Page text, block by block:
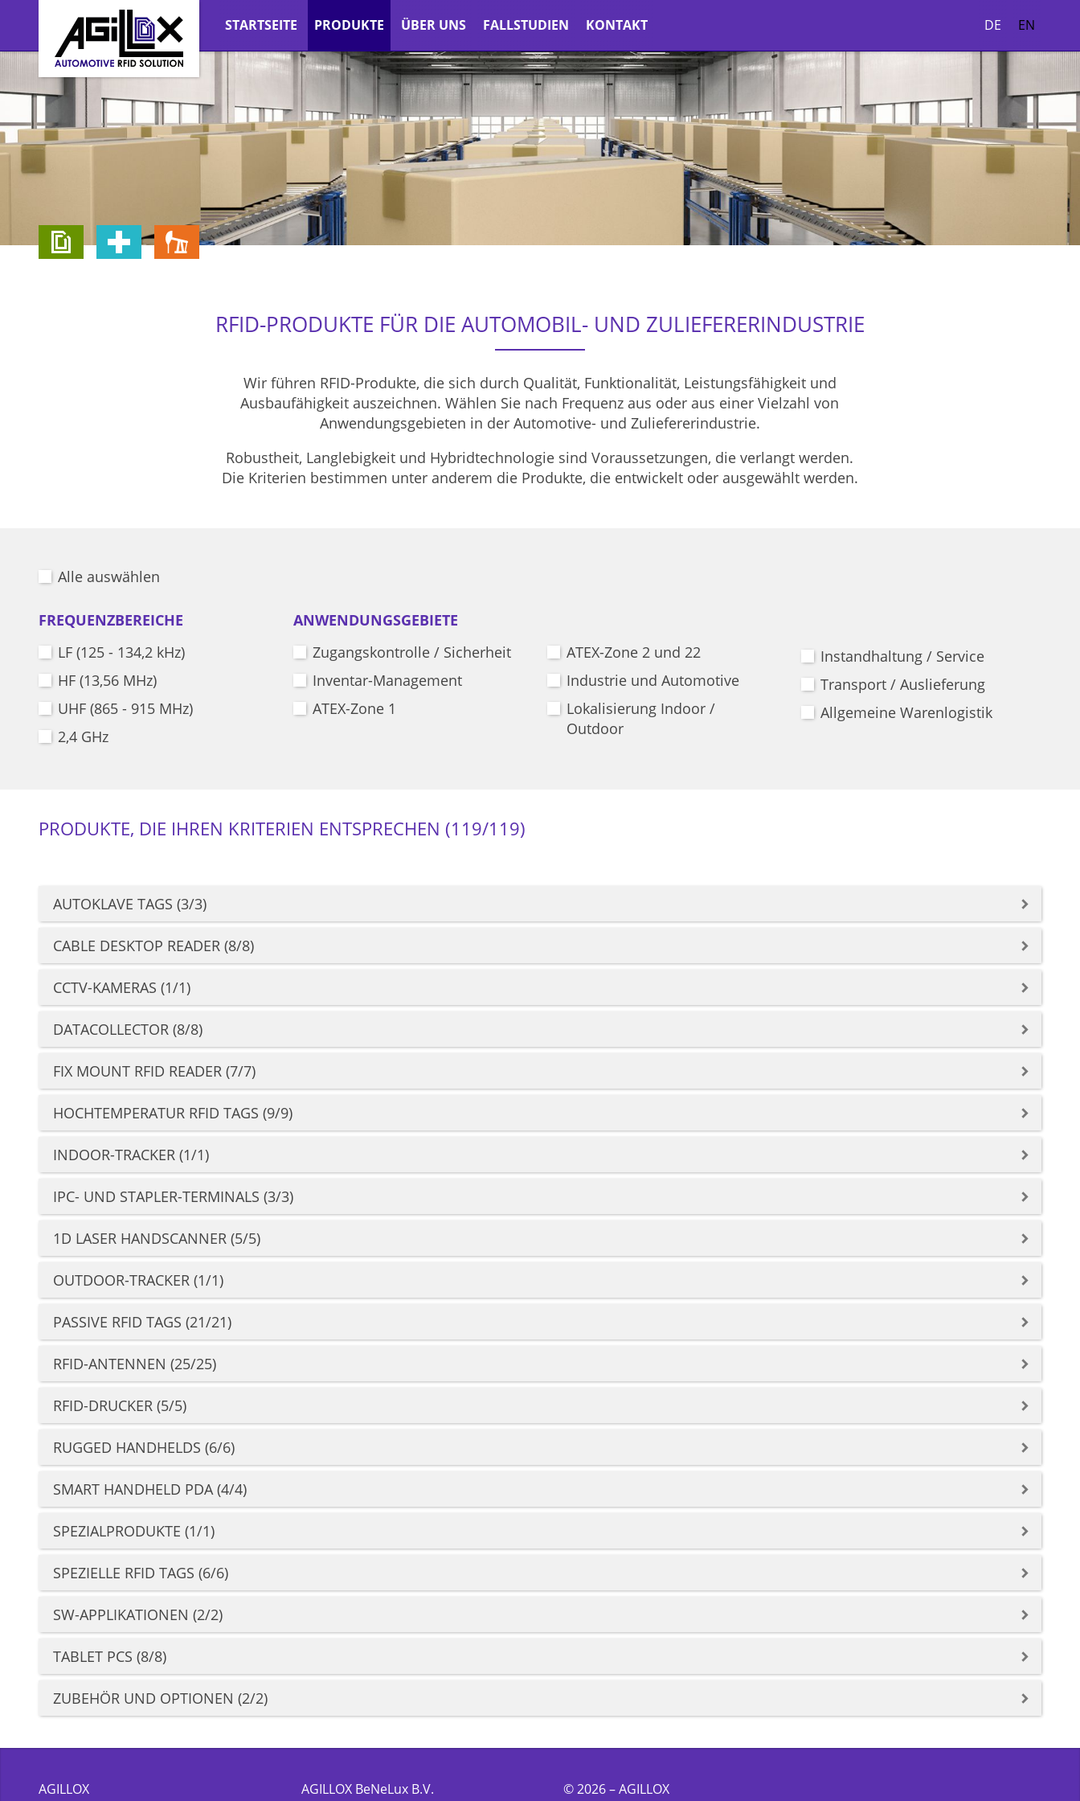
STARTSEITE PRODUKTE ÜBER UNS FALLSTUDIEN KONTAKT DE EN
RFID-PRODUKTE FÜR DIE AUTOMOBIL- UND ZULIEFERERINDUSTRIE
Wir führen RFID-Produkte, die sich durch Qualität, Funktionalität, Leistungsfähigkeit und
Ausbaufähigkeit auszeichnen. Wählen Sie nach Frequenz aus oder aus einer Vielzahl von
Anwendungsgebieten in der Automotive- und Zuliefererindustrie.
Robustheit, Langlebigkeit und Hybridtechnologie sind Voraussetzungen, die verlangt werden.
Die Kriterien bestimmen unter anderem die Produkte, die entwickelt oder ausgewählt werden.
Alle auswählen
FREQUENZBEREICHE
LF (125 - 134,2 kHz)
HF (13,56 MHz)
UHF (865 - 915 MHz)
2,4 GHz
ANWENDUNGSGEBIETE
Zugangskontrolle / Sicherheit
Inventar-Management
ATEX-Zone 1
ATEX-Zone 2 und 22
Industrie und Automotive
Lokalisierung Indoor /
Outdoor
Instandhaltung / Service
Transport / Auslieferung
Allgemeine Warenlogistik
PRODUKTE, DIE IHREN KRITERIEN ENTSPRECHEN (119/119)
AUTOKLAVE TAGS (3/3)
CABLE DESKTOP READER (8/8)
CCTV-KAMERAS (1/1)
DATACOLLECTOR (8/8)
FIX MOUNT RFID READER (7/7)
HOCHTEMPERATUR RFID TAGS (9/9)
INDOOR-TRACKER (1/1)
IPC- UND STAPLER-TERMINALS (3/3)
1D LASER HANDSCANNER (5/5)
OUTDOOR-TRACKER (1/1)
PASSIVE RFID TAGS (21/21)
RFID-ANTENNEN (25/25)
RFID-DRUCKER (5/5)
RUGGED HANDHELDS (6/6)
SMART HANDHELD PDA (4/4)
SPEZIALPRODUKTE (1/1)
SPEZIELLE RFID TAGS (6/6)
SW-APPLIKATIONEN (2/2)
TABLET PCS (8/8)
ZUBEHÖR UND OPTIONEN (2/2)
AGILLOX
AGILLOX BeNeLux B.V.
© 2026 – AGILLOX